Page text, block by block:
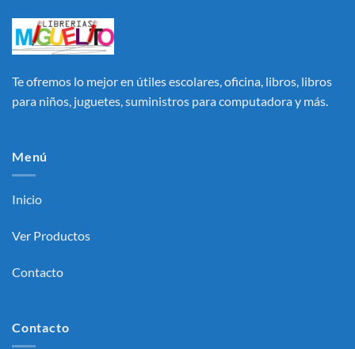
Te ofremos lo mejor en útiles escolares, oficina, libros, libros
para niños, juguetes, suministros para computadora y más.
Menú
Inicio
Ver Productos
Contacto
Contacto